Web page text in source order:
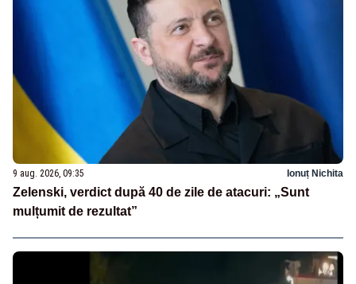
9 aug. 2026, 09:35 Ionuț Nichita
Zelenski, verdict după 40 de zile de atacuri: „Sunt
mulțumit de rezultat”